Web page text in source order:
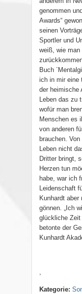
genommen
Awards“
seinen
Sportler und
weiß, wie
Buch
ich in mir eine
der heimische
Leben das zu
wofür man
Menschen es
von anderen
brauchen.
Leben nicht
Dritter bringt,
Herzen tun
habe, war ich
Leidenschaft
Kunhardt
gönnen. „Ich
glückliche Zeit
betonte der
Kunhardt
,
Kategorie: